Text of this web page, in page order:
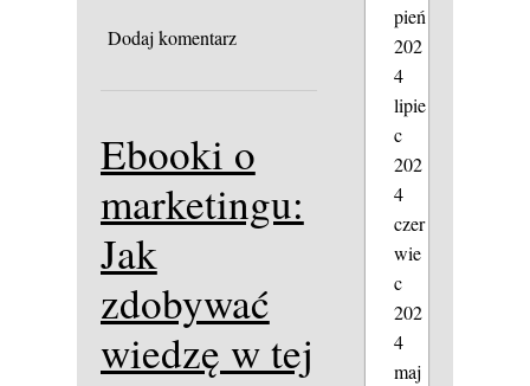
Dodaj komentarz
Ebooki o
marketingu:
Jak
zdobywać
wiedzę w tej
pień
202
4
lipie
c
202
4
czer
wie
c
202
4
maj